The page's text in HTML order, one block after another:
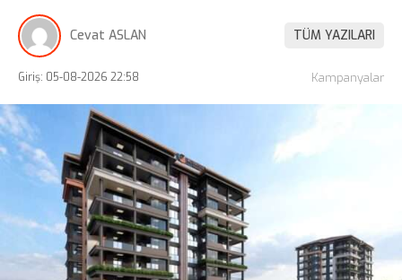
Cevat ASLAN TÜM YAZILARI
Giriş: 05-08-2026 22:58 Kampanyalar